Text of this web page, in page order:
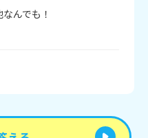
んでも！